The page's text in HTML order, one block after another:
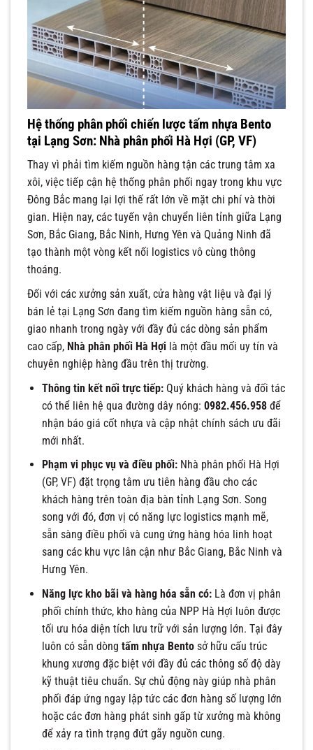
Hệ thống phân phối chiến lược tấm nhựa Bento
tại Lạng Sơn: Nhà phân phối Hà Hợi (GP, VF)
Thay vì phải tìm kiếm nguồn hàng tận các trung tâm xa
xôi, việc tiếp cận hệ thống phân phối ngay trong khu vực
Đông Bắc mang lại lợi thế rất lớn về mặt chi phí và thời
gian. Hiện nay, các tuyến vận chuyển liên tỉnh giữa Lạng
Sơn, Bắc Giang, Bắc Ninh, Hưng Yên và Quảng Ninh đã
tạo thành một vòng kết nối logistics vô cùng thông
thoáng.
Đối với các xưởng sản xuất, cửa hàng vật liệu và đại lý
bán lẻ tại Lạng Sơn đang tìm kiếm nguồn hàng sẵn có,
giao nhanh trong ngày với đầy đủ các dòng sản phẩm
cao cấp, Nhà phân phối Hà Hợi là một đầu mối uy tín và
chuyên nghiệp hàng đầu trên thị trường.
Thông tin kết nối trực tiếp:Quý khách hàng và đối tác
có thể liên hệ qua đường dây nóng: 0982.456.958để
nhận báo giá cốt nhựa và cập nhật chính sách ưu đãi
mới nhất.
Phạm vi phục vụ và điều phối:Nhà phân phối Hà Hợi
(GP, VF) đặt trọng tâm ưu tiên hàng đầu cho các
khách hàng trên toàn địa bàn tỉnh Lạng Sơn. Song
song với đó, đơn vị có năng lực logistics mạnh mẽ,
sẵn sàng điều phối và cung ứng hàng hóa linh hoạt
sang các khu vực lân cận như Bắc Giang, Bắc Ninh và
Hưng Yên.
Năng lực kho bãi và hàng hóa sẵn có:Là đơn vị phân
phối chính thức, kho hàng của NPP Hà Hợi luôn được
tối ưu hóa diện tích lưu trữ với sản lượng lớn. Tại đây
luôn có sẵn dòng tấm nhựa Bentosở hữu cấu trúc
khung xương đặc biệt với đầy đủ các thông số độ dày
kỹ thuật tiêu chuẩn. Sự chủ động này giúp nhà phân
phối đáp ứng ngay lập tức các đơn hàng số lượng lớn
hoặc các đơn hàng phát sinh gấp từ xưởng mà không
để xảy ra tình trạng đứt gãy nguồn cung.